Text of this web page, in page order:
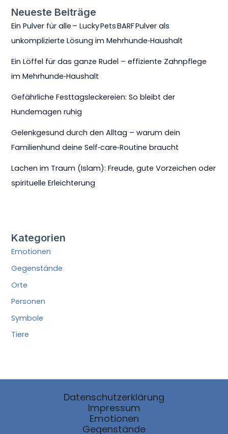
Neueste Beiträge
Ein Pulver für alle – Lucky Pets BARF Pulver als
unkomplizierte Lösung im Mehrhunde‑Haushalt
Ein Löffel für das ganze Rudel – effiziente Zahnpflege
im Mehrhunde‑Haushalt
Gefährliche Festtagsleckereien: So bleibt der
Hundemagen ruhig
Gelenkgesund durch den Alltag – warum dein
Familienhund deine Self‑care‑Routine braucht
Lachen im Traum (Islam): Freude, gute Vorzeichen oder
spirituelle Erleichterung
Kategorien
Emotionen
Gegenstände
Orte
Personen
Symbole
Tiere
Datenschutzerklärung
Impressum
Emotionen
Gegenstände